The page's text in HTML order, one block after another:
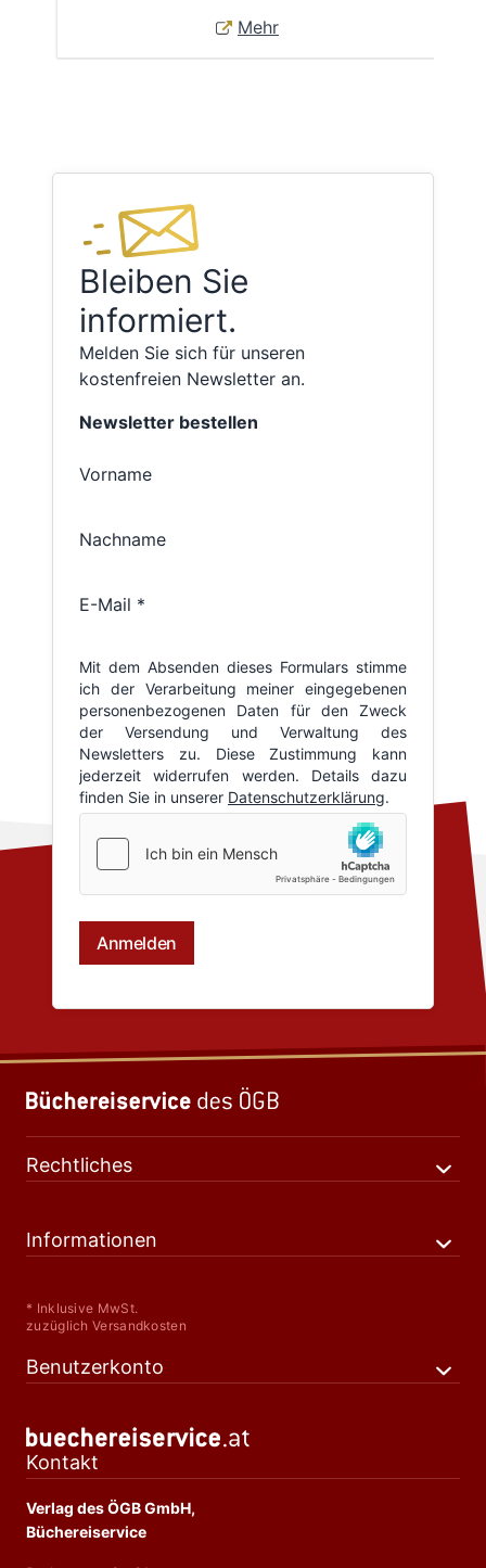
Mehr
Bleiben Sie
informiert.
Melden Sie sich für unseren
kostenfreien Newsletter an.
Rechtliches
Informationen
* Inklusive MwSt.
zuzüglich Versandkosten
Benutzerkonto
Kontakt
Verlag des ÖGB GmbH,
Büchereiservice